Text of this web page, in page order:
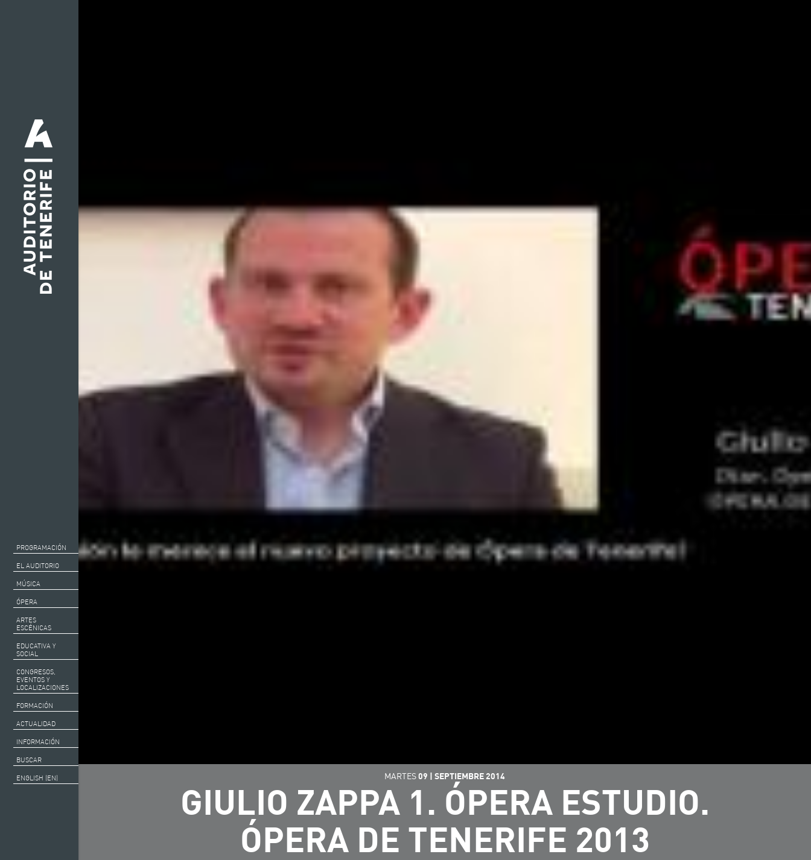
PROGRAMACIÓN
EL AUDITORIO
MÚSICA
ÓPERA
ARTES
ESCÉNICAS
EDUCATIVA Y
SOCIAL
CONGRESOS,
EVENTOS Y
LOCALIZACIONES
FORMACIÓN
ACTUALIDAD
INFORMACIÓN
BUSCAR
ENGLISH (EN) MARTES09 SEPTIEMBRE 2014
GIULIO ZAPPA 1. ÓPERA ESTUDIO.
ÓPERA DE TENERIFE 2013